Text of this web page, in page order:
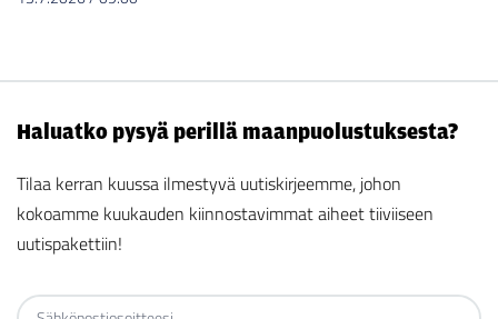
Haluatko pysyä perillä maanpuolustuksesta?
Tilaa kerran kuussa ilmestyvä uutiskirjeemme, johon
kokoamme kuukauden kiinnostavimmat aiheet tiiviiseen
uutispakettiin!